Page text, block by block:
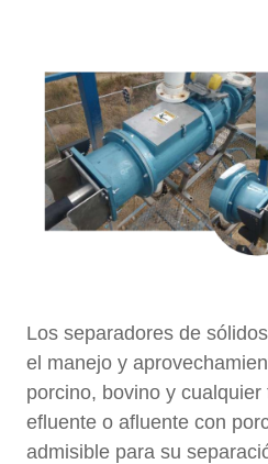
Los separadores de
el manejo y
porcino, bovino y
efluente o afluente con
admisible para su